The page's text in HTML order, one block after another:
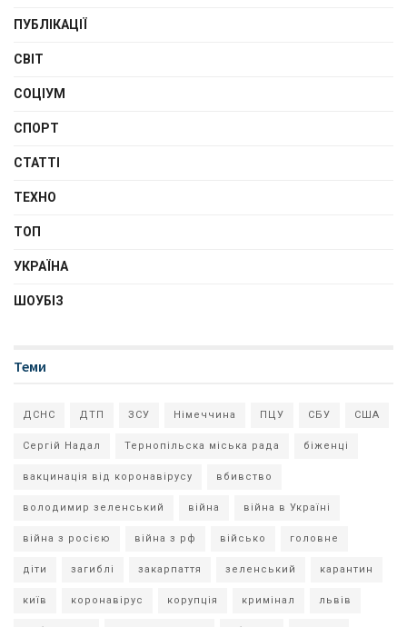
ПУБЛІКАЦІЇ
СВІТ
СОЦІУМ
СПОРТ
СТАТТІ
ТЕХНО
ТОП
УКРАЇНА
ШОУБІЗ
Теми
ДСНС ДТП ЗСУ Німеччина ПЦУ СБУ США
Сергій Надал Тернопільска міська рада біженці
вакцинація від коронавірусу вбивство
володимир зеленський війна війна в Україні
війна з росією війна з рф військо головне
діти загиблі закарпаття зеленський карантин
київ коронавірус корупція кримінал львів